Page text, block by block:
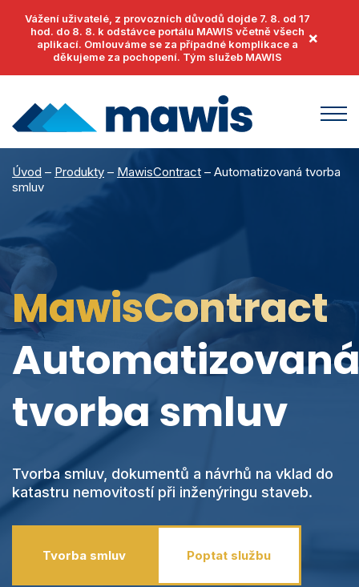
Vážení uživatelé, z provozních důvodů dojde 7. 8. od 17
hod. do 8. 8. k odstávce portálu MAWIS včetně všech
aplikací. Omlouváme se za případné komplikace a
děkujeme za pochopení. Tým služeb MAWIS
×
Produkty
MawisUtility
MawisGeoportal
MawisTools
MawisPhoto
MawisContract
MawisPasport
Zobrazit všechny produkty
Příklady užití
Podpora
Helpdesk
Dokumenty
Časté otázky
Události
Články
Videa
Přihlásit se
Vyhledání
Nákupní košík
Čeština
Úvod – Produkty – MawisContract – Automatizovaná tvorba
smluv
MawisContract
tvorba smluv
Tvorba smluv, dokumentů a návrhů na vklad do
katastru nemovitostí při inženýringu staveb.
Tvorba smluv Poptat službu